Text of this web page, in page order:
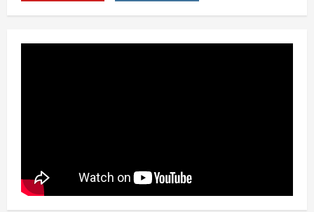
Opini
Etika, Verifikasi, dan Media Tepercaya
Berita